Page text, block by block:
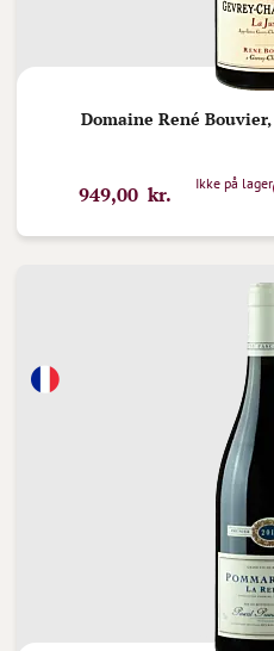
Domaine René Bouvier,
949,00 kr. Ikke på lager